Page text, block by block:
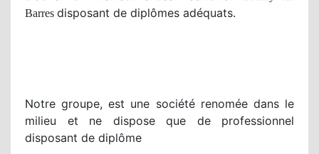
Barres disposant de diplômes adéquats.
Notre groupe, est une société renomée dans le
milieu et ne dispose que de professionnel
disposant de diplôme